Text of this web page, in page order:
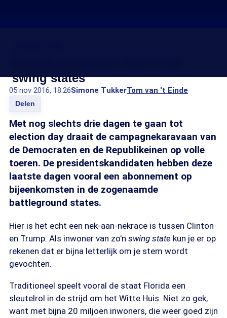
'swing states'
05 nov 2016, 18:26Simone TukkerTom van 't Einde
Delen
Met nog slechts drie dagen te gaan tot
election day draait de campagnekaravaan van
de Democraten en de Republikeinen op volle
toeren. De presidentskandidaten hebben deze
laatste dagen vooral een abonnement op
bijeenkomsten in de zogenaamde
battleground states.
Hier is het echt een nek-aan-nekrace is tussen Clinton
en Trump. Als inwoner van zo'n swing state kun je er op
rekenen dat er bijna letterlijk om je stem wordt
gevochten.
Traditioneel speelt vooral de staat Florida een
sleutelrol in de strijd om het Witte Huis. Niet zo gek,
want met bijna 20 miljoen inwoners, die weer goed zijn